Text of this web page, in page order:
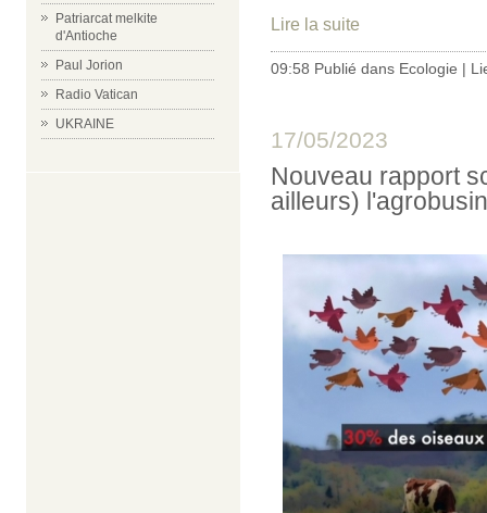
Patriarcat melkite
d'Antioche
Paul Jorion
Radio Vatican
UKRAINE
Lire la suite
09:58 Publié dans Ecologie |
17/05/2023
Nouveau rapport
ailleurs)